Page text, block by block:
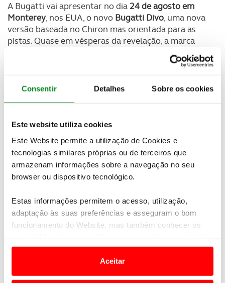
Consentir Detalhes Sobre os cookies
Este website utiliza cookies
Este Website permite a utilização de Cookies e
tecnologias similares próprias ou de terceiros que
armazenam informações sobre a navegação no seu
browser ou dispositivo tecnológico.
Estas informações permitem o acesso, utilização,
adaptação às suas preferências e asseguram o bom
funcionamento do Website, mas também conhecer os
e anúncios de modo a promover produtos e/ou serviços.
Em alguns casos, a utilização destas tecnologias
Aceitar
A Bugatti vai apresentar no dia 24 de agosto em
Monterey, nos EUA, o novo Bugatti Divo, uma nova
versão baseada no Chiron mas orientada para as
pistas. Quase em vésperas da revelação, a marca
aguça o apetite com um teaser que mostra a
Pelos detalhes que se podem ver ainda que
encobertos, o design deste desportivo deve ser
que a marca mostrou em 2016 em Pebble
Beach.